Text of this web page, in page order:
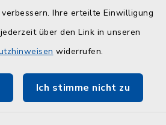
Ihre erteilte Einwilligung
über den Link in unseren
widerrufen.
Ich stimme nicht zu
Holstein
MapOne